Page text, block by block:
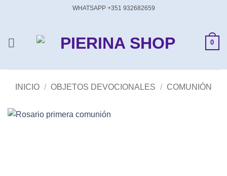
WHATSAPP +351 932682659
0
INICIO / OBJETOS DEVOCIONALES / COMUNIÓN